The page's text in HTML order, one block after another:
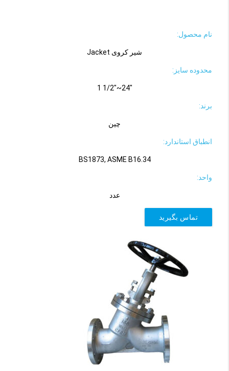
نام محصول:
شیر کروی Jacket
محدوده سایز:
"24~"1/2 1
برند:
چین
انطباق استاندارد:
BS1873, ASME B16.34
واحد:
عدد
تماس بگیرید